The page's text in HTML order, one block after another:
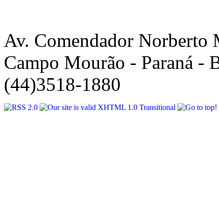
Av. Comendador Norberto
Campo Mourão - Paraná -
(44)3518-1880